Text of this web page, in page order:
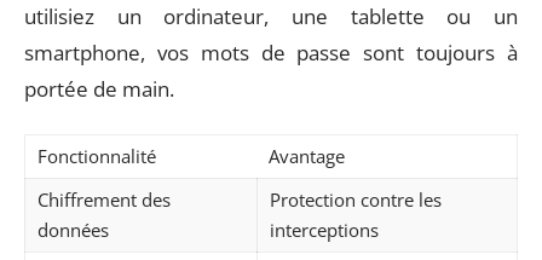
utilisiez un ordinateur, une tablette ou un
smartphone, vos mots de passe sont toujours à
portée de main.
Fonctionnalité
Avantage
Chiffrement des
données
Protection contre les
interceptions